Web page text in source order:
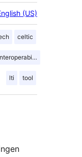
(US)
celtic
learning tools interoperability
lti tool